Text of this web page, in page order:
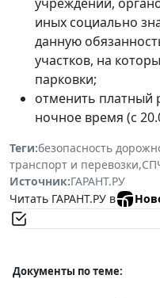
иных социально
данную
участков, на
парковки;
отменить платный
ночное время (с
Теги:безопасность
транспорт и перевозки,
Источник:ГАРАНТ.РУ
Читать ГАРАНТ.РУ в
Документы по теме: